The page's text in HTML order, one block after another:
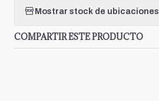
Mostrar stock de ubicaciones
COMPARTIR ESTE PRODUCTO